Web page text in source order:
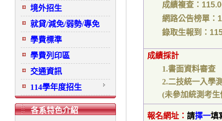
境外招生
就貸/減免/弱勢/專免
學費標準
學費列印區
交通資訊
114學年度招生
各系特色介紹
成績複查：
網路公告榜單：
錄取生報到：
成績採計
1.書面資料審
2.二技統一入學
(未參加統測考
報名網址：請擇一填